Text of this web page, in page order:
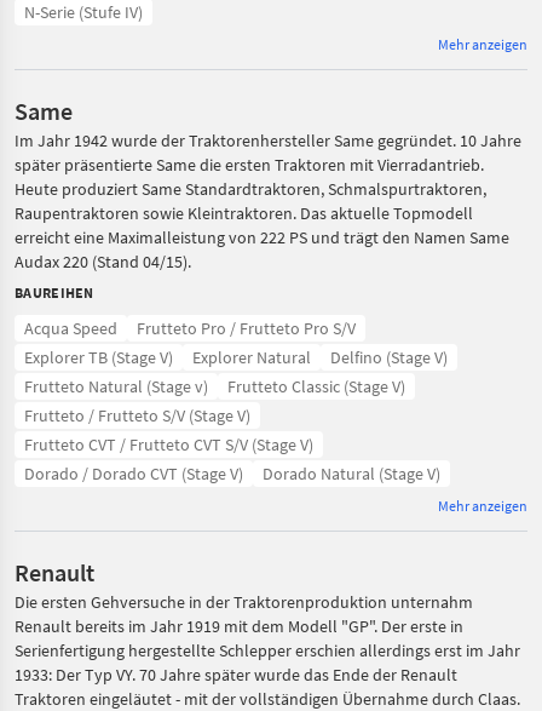
N-Serie (Stufe IV)
Mehr anzeigen
Same
Im Jahr 1942 wurde der Traktorenhersteller Same gegründet. 10 Jahre
später präsentierte Same die ersten Traktoren mit Vierradantrieb.
Heute produziert Same Standardtraktoren, Schmalspurtraktoren,
Raupentraktoren sowie Kleintraktoren. Das aktuelle Topmodell
erreicht eine Maximalleistung von 222 PS und trägt den Namen Same
Audax 220 (Stand 04/15).
BAUREIHEN
Acqua Speed
Frutteto Pro / Frutteto Pro S/V
Explorer TB (Stage V)
Explorer Natural
Delfino (Stage V)
Frutteto Natural (Stage v)
Frutteto Classic (Stage V)
Frutteto / Frutteto S/V (Stage V)
Frutteto CVT / Frutteto CVT S/V (Stage V)
Dorado / Dorado CVT (Stage V)
Dorado Natural (Stage V)
Mehr anzeigen
Renault
Die ersten Gehversuche in der Traktorenproduktion unternahm
Renault bereits im Jahr 1919 mit dem Modell "GP". Der erste in
Serienfertigung hergestellte Schlepper erschien allerdings erst im Jahr
1933: Der Typ VY. 70 Jahre später wurde das Ende der Renault
Traktoren eingeläutet - mit der vollständigen Übernahme durch Claas.